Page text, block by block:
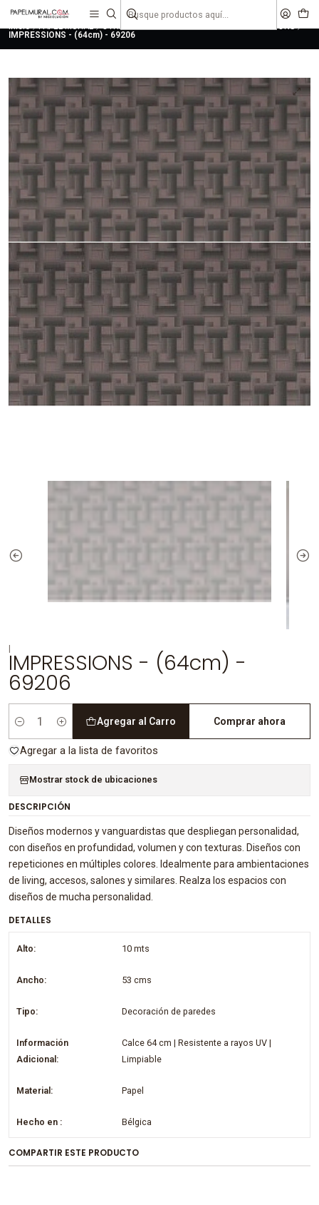
liquidaciones
Inicio PAPEL MURAL OTRAS COLECCIONES
IMPRESSIONS
IMPRESSIONS - (64cm) - 69206
|IMPRESSIONS - (64cm) -
69206
Cantidad
Agregar al Carro Comprar ahora
Agregar a la lista de favoritos
Mostrar stock de ubicaciones
DESCRIPCIÓN
Diseños modernos y vanguardistas que despliegan personalidad,
con diseños en profundidad, volumen y con texturas. Diseños con
repeticiones en múltiples colores. Idealmente para ambientaciones
de living, accesos, salones y similares. Realza los espacios con
diseños de mucha personalidad.
DETALLES
Alto: 10 mts
Ancho: 53 cms
Tipo: Decoración de paredes
Información
Adicional:
Calce 64 cm | Resistente a rayos UV |
Limpiable
Material: Papel
Hecho en : Bélgica
COMPARTIR ESTE PRODUCTO